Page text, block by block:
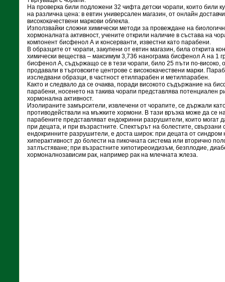
На проверка били подложени 32 чифта детски чорапи, които били
на различна цена: в евтин универсален магазин, от онлайн
висококачествени маркови облекла.
Използвайки сложни химически методи за провеждане на
хормоналната активност, учените открили наличие в състава на
компонент бисфенол А и консерванти, известни като парабени.
В образците от чорапи, закупени от евтин магазин, била открита
химически вещества – максимум 3,736 нанограма бисфенол А на 1
бисфенол А, съдържащо се в тези чорапи, било 25 пъти по-високо,
продавали в търговските центрове с висококачествени марки.
изследвани образци, в частност етилпарабен и метилпарабен.
Както и следвало да се очаква, поради високото съдържание на
парабени, носенето на такива чорапи представлява потенциален
хормонална активност.
Изолираните замърсители, извлечени от чорапите, се държали
противодействали на мъжките хормони. В тази връзка може да се
парабените представляват ендокринни разрушители, които могат
при децата, и при възрастните. Спектърът на болестите, свързани
ендокринните разрушители, е доста широк: при децата от
хиперактивност до болести на пикочната система или вторично
затлъстяване; при възрастните хипотиреоидизъм, безплодие,
хормоналнозависим рак, например рак на млечната жлеза.